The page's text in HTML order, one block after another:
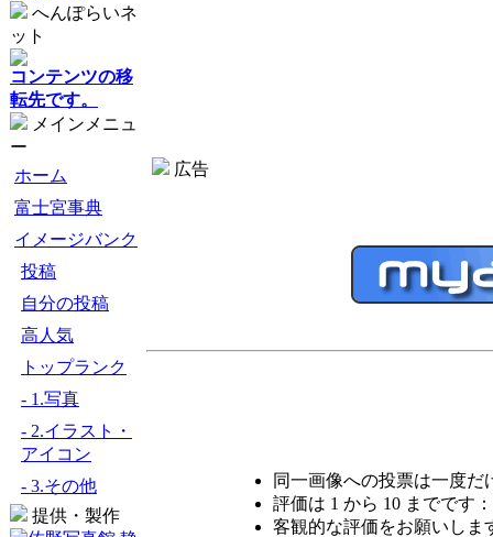
へんぽらいネ
ット
コンテンツの移
転先です。
メインメニュ
ー
ホーム
富士宮事典
イメージバンク
投稿
自分の投稿
高人気
トップランク
- 1.写真
- 2.イラスト・
アイコン
- 3.その他
提供・製作
広告
同一画像への投票は一度だ
評価は 1 から 10 までです
客観的な評価をお願いしま